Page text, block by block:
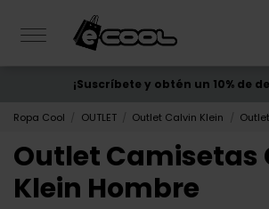
ENVÍO GRATIS desde
¡Suscríbete y obtén un 10% de
Ropa Cool OUTLET Outlet Calvin Klein
Outlet Camisetas
Klein Hombre